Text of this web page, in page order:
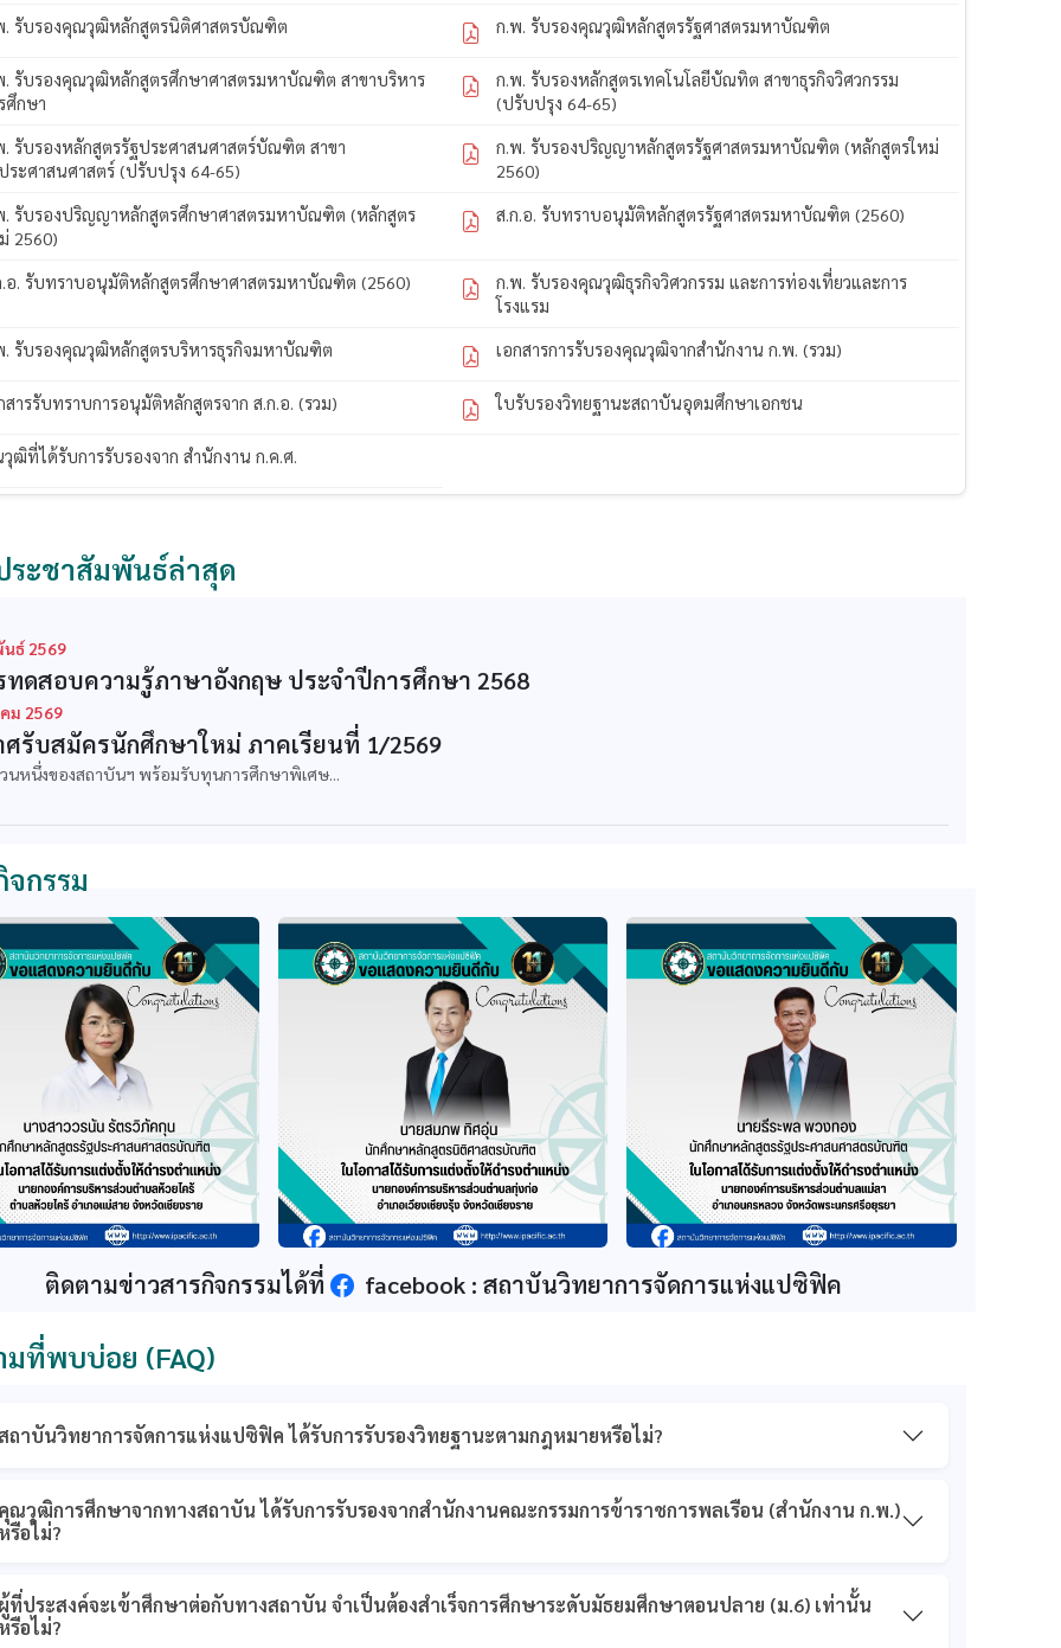
. รับรองคุณวุฒิหลักสูตรนิติศาสตรบัณฑิต ก.พ. รับรองคุณวุฒิหลักสูตรรัฐศาสตรมหาบัณฑิต
. รับรองคุณวุฒิหลักสูตรศึกษาศาสตรมหาบัณฑิต สาขาบริหาร
ศึกษา
ก.พ. รับรองหลักสูตรเทคโนโลยีบัณทิต สาขาธุรกิจวิศวกรรม
(ปรับปรุง 64-65)
. รับรองหลักสูตรรัฐประศาสนศาสตร์บัณฑิต สาขา
ระศาสนศาสตร์ (ปรับปรุง 64-65)
ก.พ. รับรองปริญญาหลักสูตรรัฐศาสตรมหาบัณฑิต (หลักสูตรใหม่
2560)
. รับรองปริญญาหลักสูตรศึกษาศาสตรมหาบัณฑิต (หลักสูตร
2560)
ส.ก.อ. รับทราบอนุมัติหลักสูตรรัฐศาสตรมหาบัณฑิต (2560)
.อ. รับทราบอนุมัติหลักสูตรศึกษาศาสตรมหาบัณฑิต (2560)
ก.พ. รับรองคุณวุฒิธุรกิจวิศวกรรม และการท่องเที่ยวและการ
โรงแรม
. รับรองคุณวุฒิหลักสูตรบริหารธุรกิจมหาบัณฑิต เอกสารการรับรองคุณวุฒิจากสำนักงาน ก.พ. (รวม)
สารรับทราบการอนุมัติหลักสูตรจาก ส.ก.อ. (รวม) ใบรับรองวิทยฐานะสถาบันอุดมศึกษาเอกชน
ฒิที่ได้รับการรับรองจาก สำนักงาน ก.ค.ศ.
ระชาสัมพันธ์ล่าสุด
ธ์ 2569
ทดสอบความรู้ภาษาอังกฤษ ประจำปีการศึกษา 2568
ม 2569
ศรับสมัครนักศึกษาใหม่ ภาคเรียนที่ 1/2569
นหนึ่งของสถาบันฯ พร้อมรับทุนการศึกษาพิเศษ...
กรรม
ติดตามข่าวสารกิจกรรมได้ที่ facebook : สถาบันวิทยาการจัดการแห่งแปซิฟิค
มที่พบบ่อย (FAQ)
ถาบันวิทยาการจัดการแห่งแปซิฟิค ได้รับการรับรองวิทยฐานะตามกฎหมายหรือไม่?
ณวุฒิการศึกษาจากทางสถาบัน ได้รับการรับรองจากสำนักงานคณะกรรมการข้าราชการพลเรือน (สำนักงาน ก.พ.)
รือไม่?
ที่ประสงค์จะเข้าศึกษาต่อกับทางสถาบัน จำเป็นต้องสำเร็จการศึกษาระดับมัธยมศึกษาตอนปลาย (ม.6) เท่านั้น
รือไม่?